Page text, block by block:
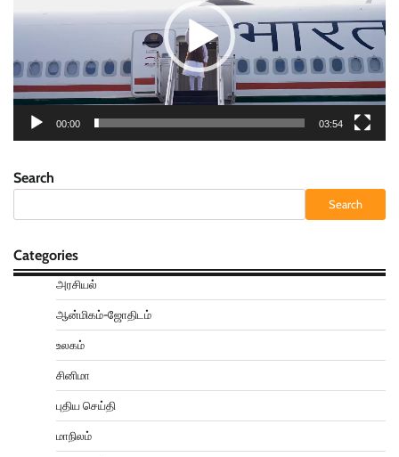
00:00 03:54
Search
Search
Categories
அரசியல்
ஆன்மிகம்-ஜோதிடம்
உலகம்
சினிமா
புதிய செய்தி
மாநிலம்